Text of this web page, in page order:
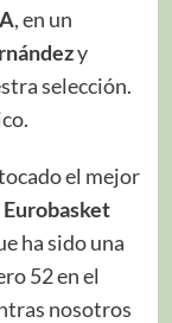
, en un
y
selección.
el mejor
Eurobasket
ha sido una
52 en el
nosotros